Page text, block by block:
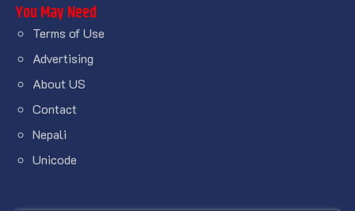
You May Need
Terms of Use
Advertising
About US
Contact
Nepali
Unicode